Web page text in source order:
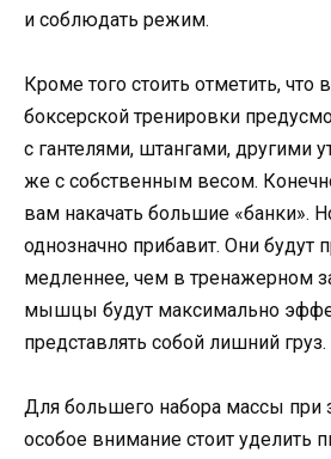
и соблюдать режим.
Кроме того стоить отметить, что
боксерской тренировки
с гантелями, штангами, другими
же с собственным весом.
вам накачать большие «банки».
однозначно прибавит. Они будут
медленнее, чем в тренажерном
мышцы будут максимально
представлять собой лишний груз.
Для большего набора массы при
особое внимание стоит уделить